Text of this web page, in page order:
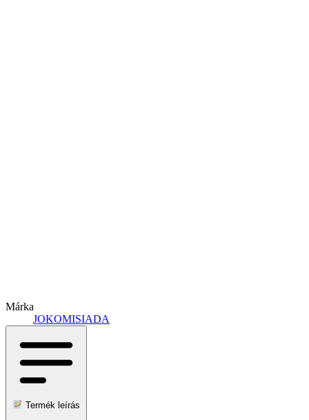
Márka
JOKOMISIADA
Termék leírás